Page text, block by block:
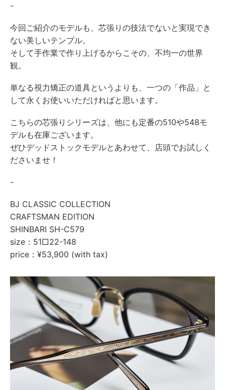
-
今回ご紹介のモデルも、芯張りの技法でないと実現でき
ない美しいテンプル。
そして手作業で作り上げるからこその、不均一の世界
観。
単なる視力矯正の道具というよりも、一つの「作品」と
して永くお使いいただければと思います。
こちらの芯張りシリーズは、他にも定番の510や548モ
デルも在庫ございます。
ぜひデッドストックモデルとあわせて、店頭でお試しく
ださいませ！
-
BJ CLASSIC COLLECTION
CRAFTSMAN EDITION
SHINBARI SH-C579
size：51□22-148
price：¥53,900 (with tax)